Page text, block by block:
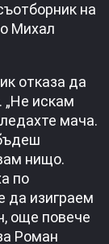
на
Михал
отказа да
„Не искам
мача.
нищо.
по
да изиграем
още повече
Роман